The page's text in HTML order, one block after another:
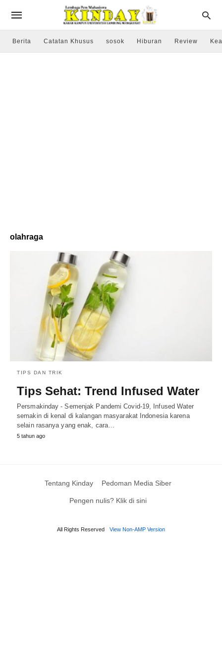
Berita Catatan Khusus sosok Hiburan Review
olahraga
TIPS DAN TRIK
Tips Sehat: Trend Infused Water
Persmakinday - Semenjak Pandemi Covid-19, Infused Water
semakin di kenal di kalangan masyarakat Indonesia karena
selain rasanya yang enak, cara…
5 tahun ago
Tentang Kinday Pedoman Media Siber
Pengen nulis? Klik di sini
All Rights Reserved View Non-AMP Version